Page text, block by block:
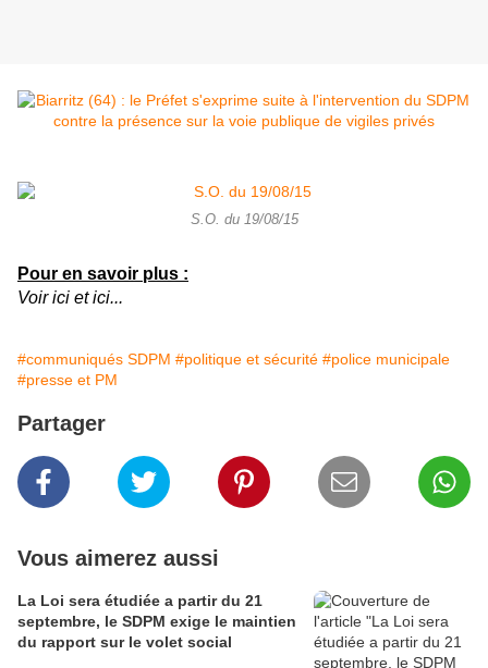
S.O. du 19/08/15
Pour en savoir plus :
Voirici etici...
#communiqués SDPM #politique et sécurité #police municipale
#presse et PM
Partager
Vous aimerez aussi
La Loi sera étudiée a partir du 21
septembre, le SDPM exige le maintien
du rapport sur le volet social